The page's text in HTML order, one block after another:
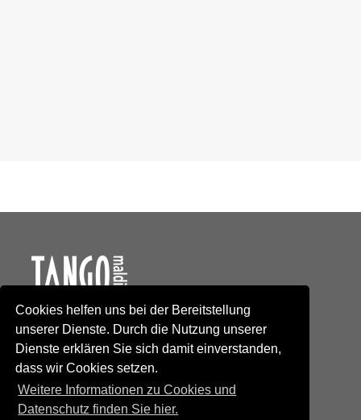
Cookies helfen uns bei der Bereitstellung
unserer Dienste. Durch die Nutzung unserer
Dienste erklären Sie sich damit einverstanden,
dass wir Cookies setzen.
Weitere Informationen zu Cookies und
Datenschutz finden Sie hier.
Newsletteranmeldung
Newsletterabmeldung
Social Media
Neumarkterstrasse 71
81673 München